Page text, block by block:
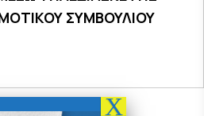
ΣΥΜΒΟΥΛΙΟΥ